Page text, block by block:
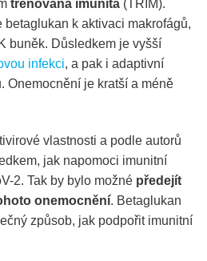
trénovaná imunita (TRIM).
betaglukan k aktivaci makrofágů,
buněk. Důsledkem je vyšší
infekci, a pak i adaptivní
Onemocnění je kratší a méně
vlastnosti a podle autorů
jak napomoci imunitní
2. Tak by bylo možné předejít
onemocnění. Betaglukan
způsob, jak podpořit imunitní